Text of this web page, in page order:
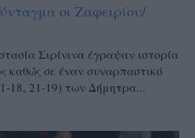
οι Ζαφειρίου/
Σιρίνινα έγραψαν ιστορία
καθώς σε έναν συναρπαστικό
18, 21-19) των Δήμητρα...